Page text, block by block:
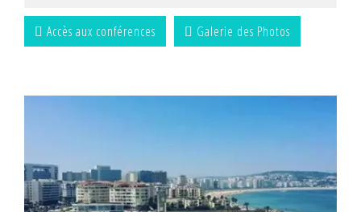
Accès aux conférences Galerie des Photos